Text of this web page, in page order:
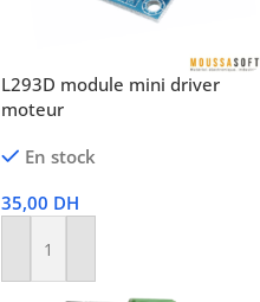
L293D module mini driver
moteur
En stock
35,00 DH
Ajouter Au Panier